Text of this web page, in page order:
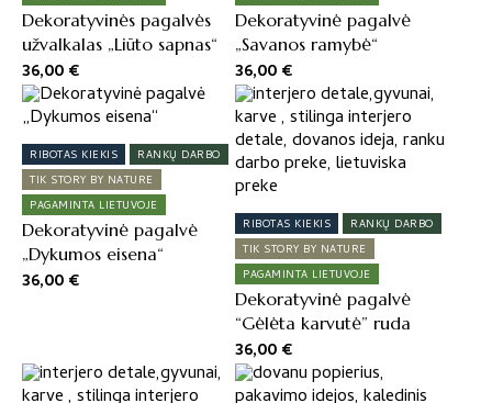
Dekoratyvinės pagalvės
užvalkalas „Liūto sapnas“
36,00€
Dekoratyvinė pagalvė
„Savanos ramybė“
36,00€
RIBOTAS KIEKIS
RANKŲ DARBO
TIK STORY BY NATURE
PAGAMINTA LIETUVOJE
Dekoratyvinė pagalvė
„Dykumos eisena“
36,00€
RIBOTAS KIEKIS
RANKŲ DARBO
TIK STORY BY NATURE
PAGAMINTA LIETUVOJE
Dekoratyvinė pagalvė
“Gėlėta karvutė” ruda
36,00€